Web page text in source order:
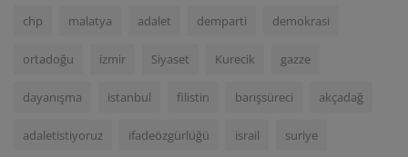
chp malatya adalet demparti demokrasi
ortadoğu izmir Siyaset Kurecik gazze
dayanışma istanbul filistin barışsüreci akçadağ
adaletistiyoruz ifadeözgürlüğü israil suriye